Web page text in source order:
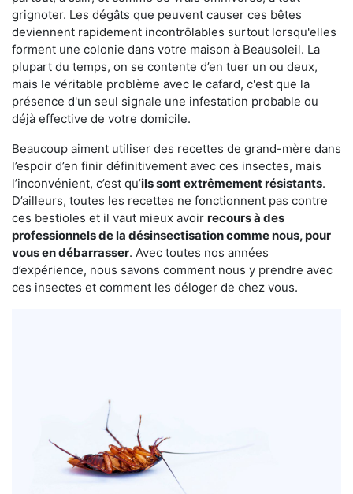
grignoter. Les dégâts que peuvent causer ces bêtes
deviennent rapidement incontrôlables surtout lorsqu'elles
forment une colonie dans votre maison à Beausoleil. La
plupart du temps, on se contente d’en tuer un ou deux,
mais le véritable problème avec le cafard, c'est que la
présence d'un seul signale une infestation probable ou
déjà effective de votre domicile.
Beaucoup aiment utiliser des recettes de grand-mère dans
l’espoir d’en finir définitivement avec ces insectes, mais
l’inconvénient, c’est qu’ils sont extrêmement résistants.
D’ailleurs, toutes les recettes ne fonctionnent pas contre
ces bestioles et il vaut mieux avoir recours à des
professionnels de la désinsectisation comme nous, pour
vous en débarrasser. Avec toutes nos années
d’expérience, nous savons comment nous y prendre avec
ces insectes et comment les déloger de chez vous.